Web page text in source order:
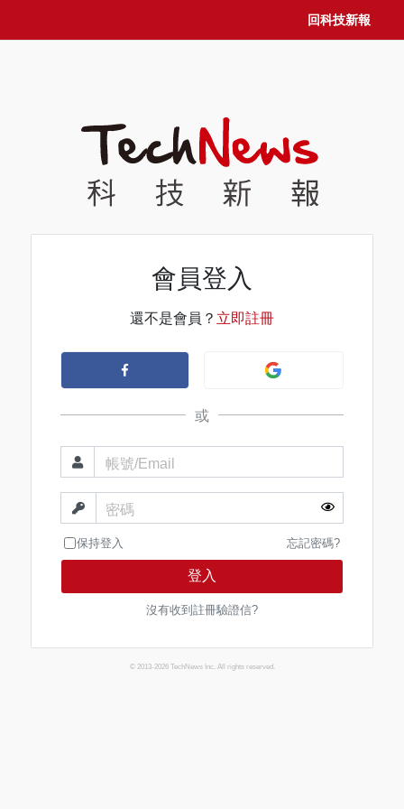
回科技新報
會員登入
還不是會員？ 立即註冊
或
帳號/Email
密碼
保持登入 忘記密碼?
登入
沒有收到註冊驗證信?
© 2013-2026 TechNews Inc. All rights reserved.